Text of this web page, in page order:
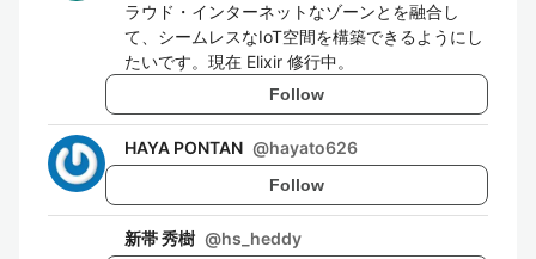
ラウド・インターネットなゾーンとを融合し
て、シームレスなIoT空間を構築できるようにし
たいです。現在 Elixir 修行中。
Follow
HAYA PONTAN @hayato626
Follow
新帯 秀樹 @hs_heddy